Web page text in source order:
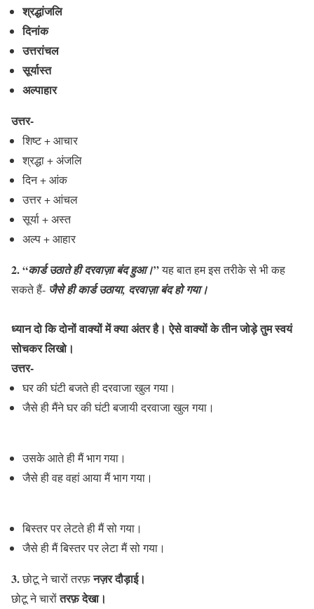
श्रद्धांजलि
दिनांक
उत्तरांचल
सूर्यास्त
अल्पाहार
उत्तर-
शिष्ट + आचार
श्रद्धा + अंजलि
दिन + आंक
उत्तर + आंचल
सूर्या + अस्त
अल्प + आहार
2. “कार्ड उठाते ही दरवाज़ा बंद हुआ।”यह बात हम इस तरीके से भी कह
सकते हैं- जैसे ही कार्ड उठाया, दरवाज़ा बंद हो गया।
ध्यान दो कि दोनों वाक्यों में क्या अंतर है। ऐसे वाक्यों के तीन जोड़े तुम स्वयं
सोचकर लिखो।
उत्तर-
घर की घंटी बजते ही दरवाजा खुल गया।
जैसे ही मैंने घर की घंटी बजायी दरवाजा खुल गया।
उसके आते ही मैं भाग गया।
जैसे ही वह वहां आया मैं भाग गया।
बिस्तर पर लेटते ही मैं सो गया।
जैसे ही मैं बिस्तर पर लेटा मैं सो गया।
3.छोटू ने चारों तरफ़नज़र दौड़ाई।
छोटू ने चारोंतरफ़ देखा।